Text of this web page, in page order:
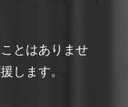
とはありませ
します。